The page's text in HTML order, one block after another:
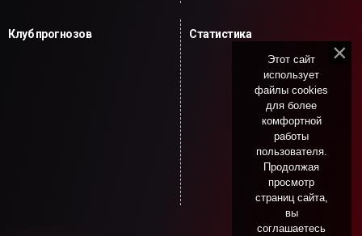
Клуб прогнозов Статистика
Этот сайт
использует
файлы cookies
для более
комфортной
работы
пользователя.
Продолжая
просмотр
страниц сайта,
вы
соглашаетесь